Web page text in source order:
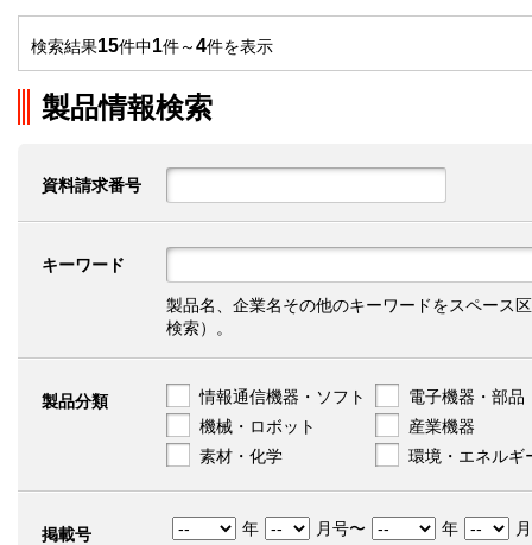
検索結果15件中1件～4件を表示
製品情報検索
資料請求番号
キーワード
製品名、企業名その他のキーワードをスペース
検索）。
製品分類 情報通信機器・ソフト
電子機器・部品
機械・ロボット
産業機器
素材・化学
環境・エネルギ
掲載号 年 月号〜 年